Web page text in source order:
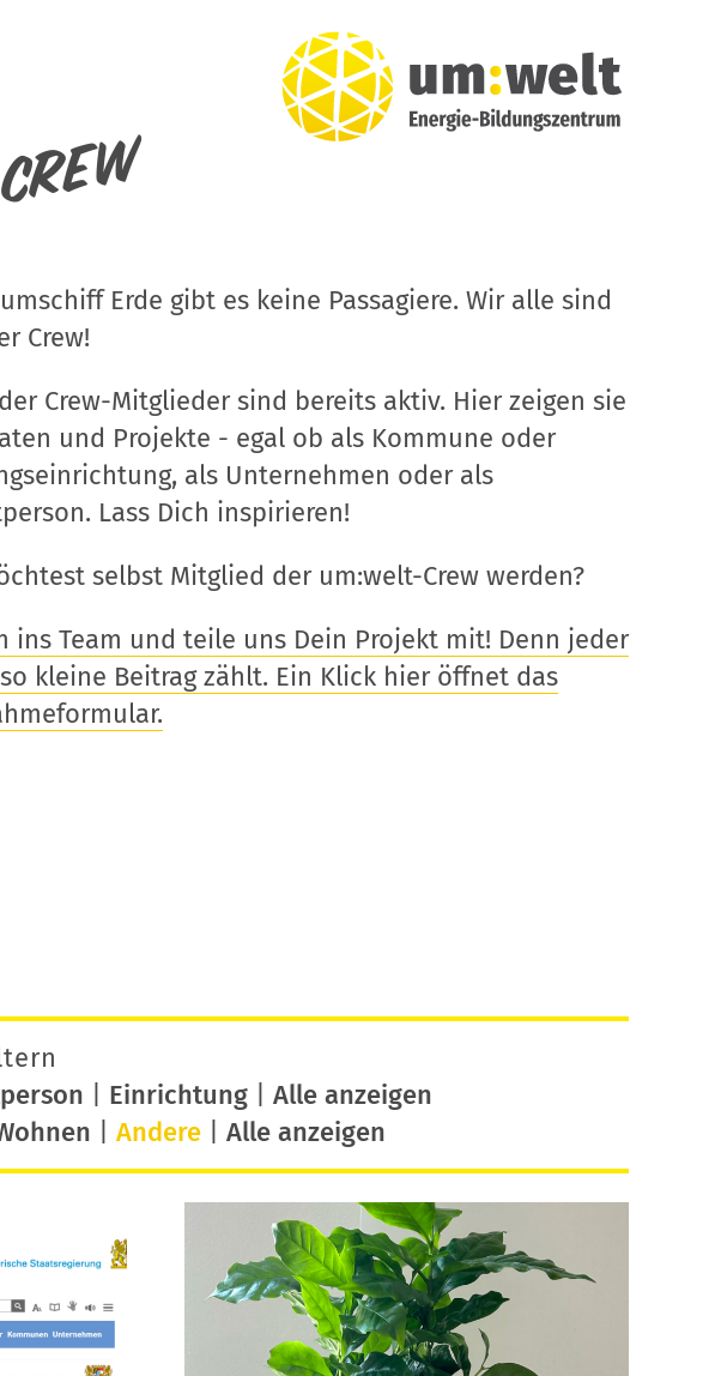
Erde gibt es keine Passagiere. Wir alle sind
Crew!
Crew-Mitglieder sind bereits aktiv. Hier zeigen sie
und Projekte - egal ob als Kommune oder
als Unternehmen oder als
Lass Dich inspirieren!
selbst Mitglied der um:welt-Crew werden?
ins Team und teile uns Dein Projekt mit! Denn jeder
kleine Beitrag zählt. Ein Klick hier öffnet das
Einrichtung| Alle anzeigen
Andere Alle anzeigen